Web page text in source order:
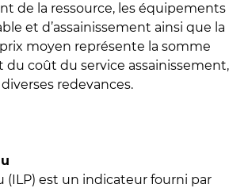
de la ressource, les équipements
et d’assainissement ainsi que la
moyen représente la somme
du coût du service assainissement,
redevances.
(ILP) est un indicateur fourni par